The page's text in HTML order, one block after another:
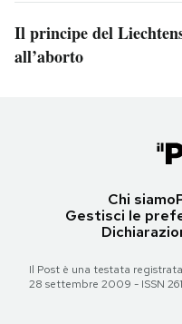
Il principe del
all’aborto
Chi siamo
Gestisci le
Il Post è una testata
28 settembre 2009 - ISSN